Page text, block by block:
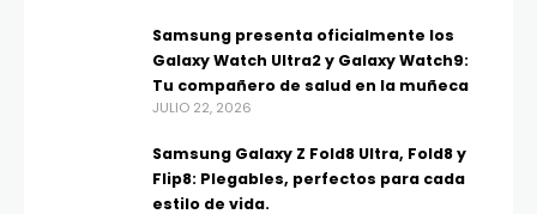
Samsung presenta oficialmente los
Galaxy Watch Ultra2 y Galaxy Watch9:
Tu compañero de salud en la muñeca
JULIO 22, 2026
Samsung Galaxy Z Fold8 Ultra, Fold8 y
Flip8: Plegables, perfectos para cada
estilo de vida.